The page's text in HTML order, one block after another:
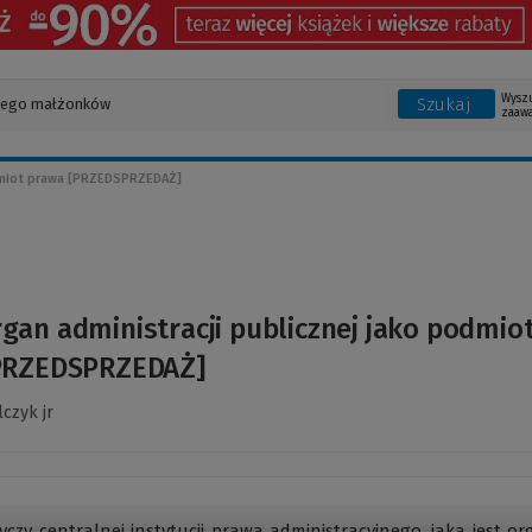
Szukaj
prawa [PRZEDSPRZEDAŻ]
administracji publicznej jako
jr